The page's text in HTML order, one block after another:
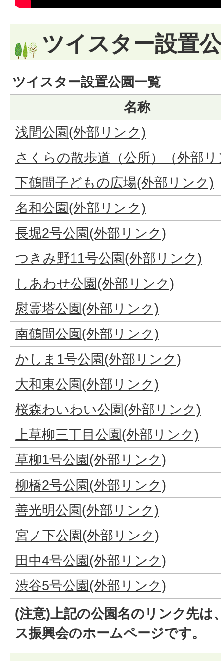
ツイスター設置
ツイスター設置公園一覧
名称
浅間公園(外部リンク)
さくらの散歩道（公所）（外部
下鶴間子どもの広場(外部リンク)
名和公園(外部リンク)
長堀2号公園(外部リンク)
つきみ野11号公園(外部リンク)
しあわせ公園(外部リンク)
慰霊塔公園(外部リンク)
南鶴間公園(外部リンク)
かしま1号公園(外部リンク)
大和東公園(外部リンク)
桜森わいわい公園(外部リンク)
上草柳三丁目公園(外部リンク)
草柳1号公園(外部リンク)
柳橋2号公園(外部リンク)
善光明公園(外部リンク)
宮ノ下公園(外部リンク)
田中4号公園(外部リンク)
渋谷5号公園(外部リンク)
(注意)上記の公園名のリンク先は
ス振興会のホームページです。